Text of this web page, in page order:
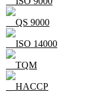
QS 9000
ISO 14000
TQM
HACCP